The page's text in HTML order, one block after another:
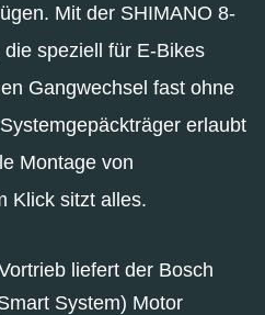
Mit der SHIMANO 8-
speziell für E-Bikes
Gangwechsel fast ohne
erlaubt
Montage von
Klick sitzt alles.
liefert der Bosch
System) Motor